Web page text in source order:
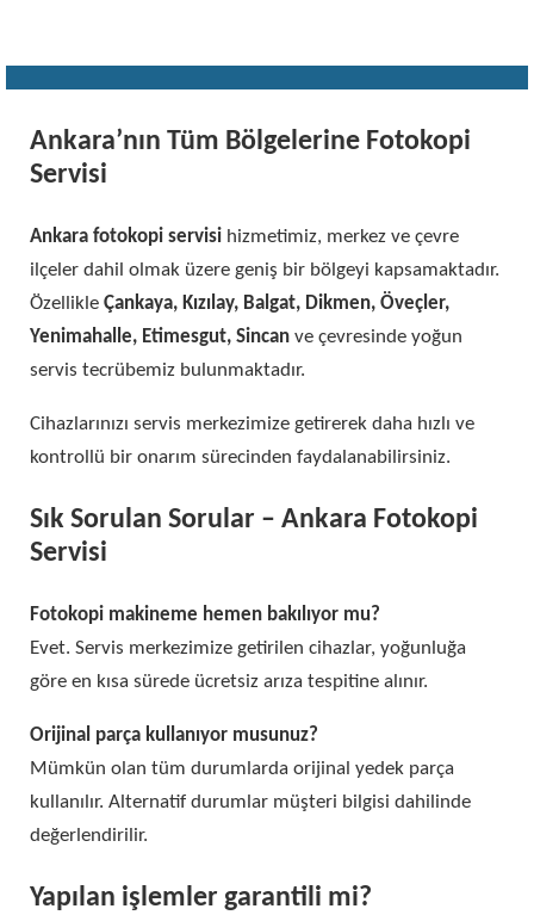
Ankara’nın Tüm Bölgelerine Fotokopi
Servisi
Ankara fotokopi servisi hizmetimiz, merkez ve çevre
ilçeler dahil olmak üzere geniş bir bölgeyi kapsamaktadır.
Özellikle Çankaya, Kızılay, Balgat, Dikmen, Öveçler,
Yenimahalle, Etimesgut, Sincan ve çevresinde yoğun
servis tecrübemiz bulunmaktadır.
Cihazlarınızı servis merkezimize getirerek daha hızlı ve
kontrollü bir onarım sürecinden faydalanabilirsiniz.
Sık Sorulan Sorular – Ankara Fotokopi
Servisi
Fotokopi makineme hemen bakılıyor mu?
Evet. Servis merkezimize getirilen cihazlar, yoğunluğa
göre en kısa sürede ücretsiz arıza tespitine alınır.
Orijinal parça kullanıyor musunuz?
Mümkün olan tüm durumlarda orijinal yedek parça
kullanılır. Alternatif durumlar müşteri bilgisi dahilinde
değerlendirilir.
Yapılan işlemler garantili mi?